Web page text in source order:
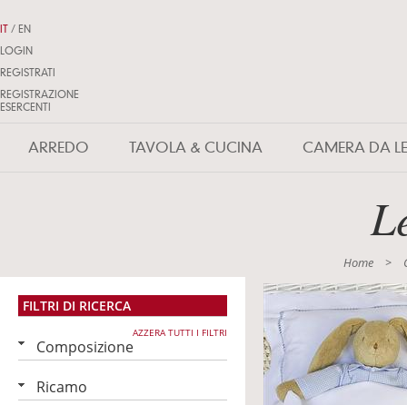
ARREDO TAVOLA & CUCINA CAMERA DA
IT / EN
LOGIN
REGISTRATI
REGISTRAZIONE
ESERCENTI
Home >
FILTRI DI RICERCA
AZZERA TUTTI I FILTRI
Composizione
Ricamo